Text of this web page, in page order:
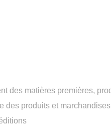
des matières premières,
des produits et marchandises